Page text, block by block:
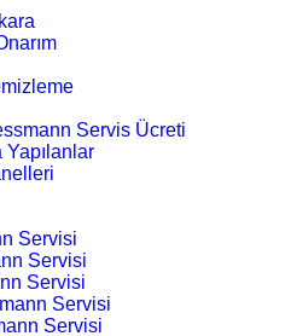
Servis Ücreti
Yapılanlar
Servisi
Servisi
Servisi
Servisi
Servisi